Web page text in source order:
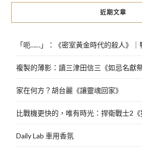
近期文章
「呃……」：《密室黃金時代的殺人》｜
複製的薄影：讀三津田信三《如忌名獻
家在何方？胡台麗《讓靈魂回家》
比戰機更快的，唯有時光：捍衛戰士2《
Daily Lab 車用香氛